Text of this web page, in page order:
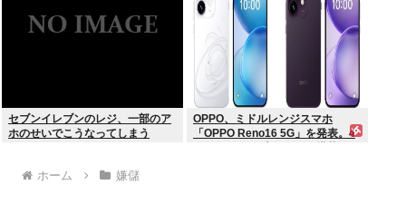
セブンイレブンのレジ、一部のア
ホのせいでこうなってしまう
OPPO、ミドルレンジスマホ
「OPPO Reno16 5G」を発表。4
ホーム 嫌儲